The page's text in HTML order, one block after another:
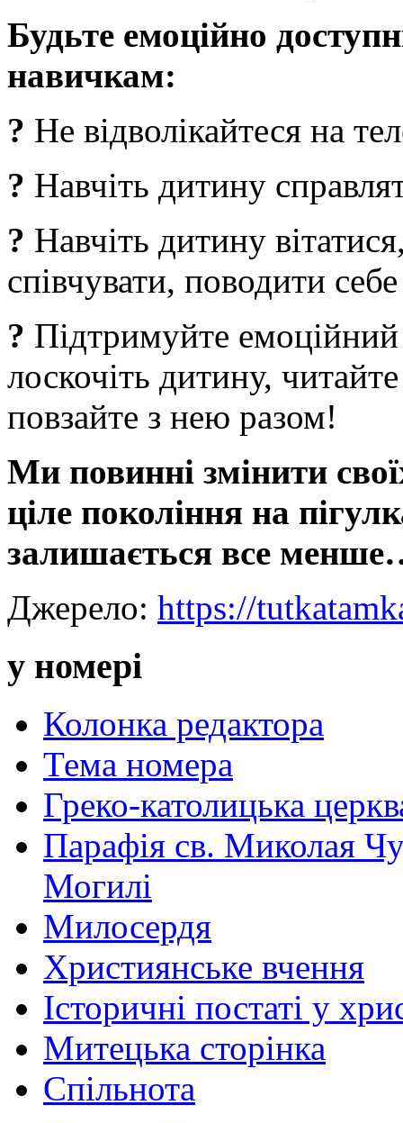
Будьте емоційно
навичкам:
? Не відволікайтеся на
? Навчіть дитину
? Навчіть дитину
співчувати, поводити
? Підтримуйте емоційний
лоскочіть дитину,
повзайте з нею разом!
Ми повинні змінити
ціле покоління на
залишається все
Джерело: https://
у номері
Колонка редактора
Тема номера
Греко-католицька
Парафія св. Миколая
Могилі
Милосердя
Християнське вчення
Історичні постаті у
Митецька сторінка
Спільнота